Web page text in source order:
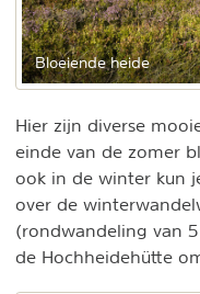
Bloeiende heide
Hier zijn diverse
einde van de zomer
ook in de winter kun
over de
(rondwandeling van
de Hochheidehütte